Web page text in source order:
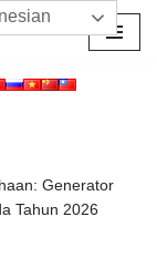
Generator
Tahun 2026